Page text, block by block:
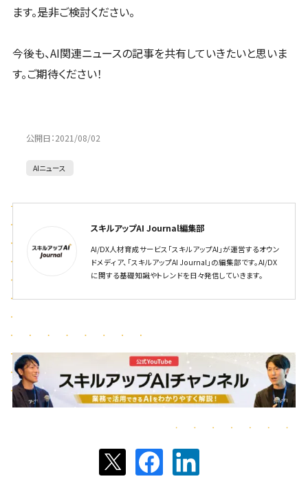
ます。是非ご検討ください。
今後も、AI関連ニュースの記事を共有していきたいと思いま
す。ご期待ください！
公開日：2021/08/02
AIニュース
スキルアップAI Journal編集部
AI/DX人材育成サービス「スキルアップAI」が運営するオウン
ドメディア、「スキルアップAI Journal」の編集部です。AI/DX
に関する基礎知識やトレンドを日々発信していきます。